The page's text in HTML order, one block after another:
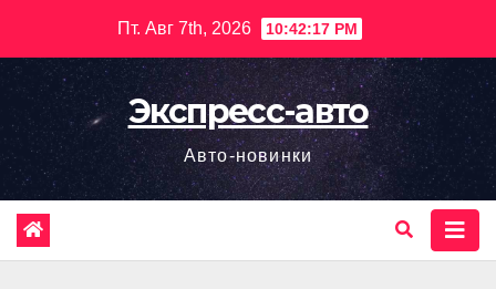
содержимому
Пт. Авг 7th, 2026 10:42:19 PM
Экспресс-авто
Авто-новинки